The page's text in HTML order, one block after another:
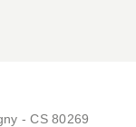
- CS 80269